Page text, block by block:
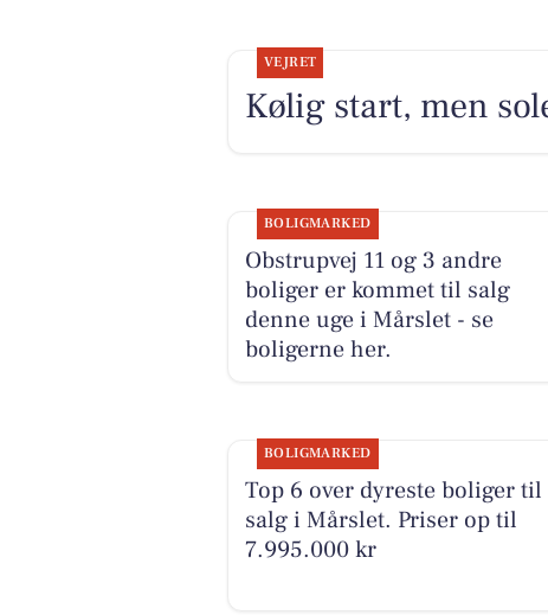
VEJRET
Kølig start, men
BOLIGMARKED
Obstrupvej 11 og 3 andre
boliger er kommet til salg
denne uge i Mårslet - se
boligerne her.
BOLIGMARKED
Top 6 over dyreste boliger til
salg i Mårslet. Priser op til
7.995.000 kr